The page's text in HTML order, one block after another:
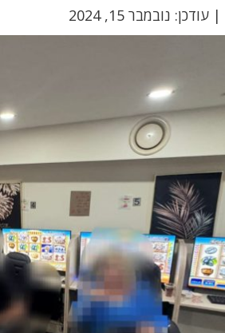
| עודכן: נובמבר 15, 2024